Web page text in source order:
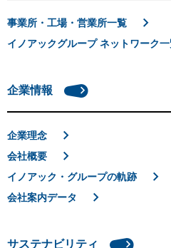
事業所・工場・営業所一覧
イノアックグループ ネットワーク
企業情報
企業理念
会社概要
イノアック・グループの軌跡
会社案内データ
サステナビリティ